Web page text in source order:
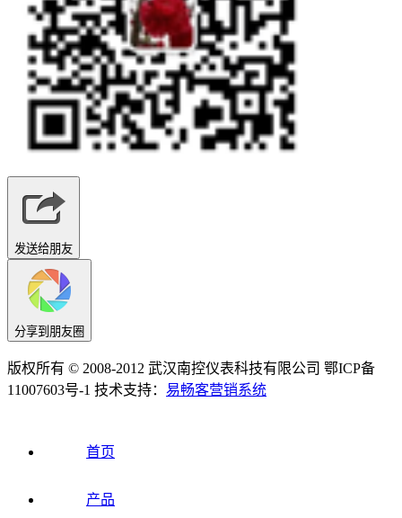
发送给朋友
分享到朋友圈
版权所有 © 2008-2012 武汉南控仪表科技有限公司 鄂ICP备
11007603号-1 技术支持： 易畅客营销系统
首页
产品